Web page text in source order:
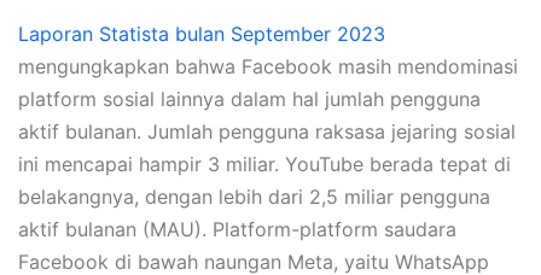
Laporan Statista bulan September 2023
mengungkapkan bahwa Facebook masih mendominasi
platform sosial lainnya dalam hal jumlah pengguna
aktif bulanan. Jumlah pengguna raksasa jejaring sosial
ini mencapai hampir 3 miliar. YouTube berada tepat di
belakangnya, dengan lebih dari 2,5 miliar pengguna
aktif bulanan (MAU). Platform-platform saudara
Facebook di bawah naungan Meta, yaitu WhatsApp